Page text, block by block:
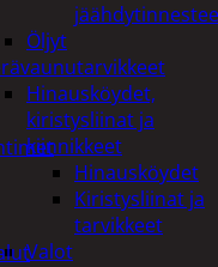
Öljyt
Hinausköydet,
kiristysliinat ja
kiinnikkeet
Hinausköydet
Kiristysliinat ja
tarvikkeet
Valot